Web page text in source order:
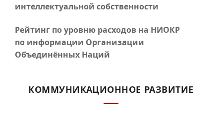
интеллектуальной собственности
Рейтинг по уровню расходов на НИОКР
по информации Организации
Объединённых Наций
КОММУНИКАЦИОННОЕ РАЗВИТИЕ